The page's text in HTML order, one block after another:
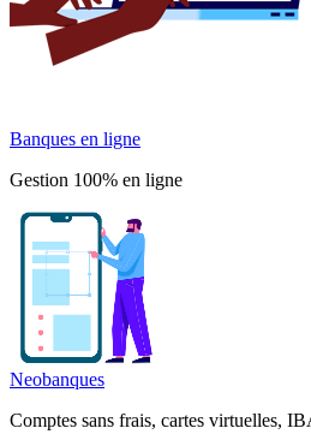
Banques en ligne
Gestion 100% en ligne
Neobanques
Comptes sans frais, cartes virtuelles,